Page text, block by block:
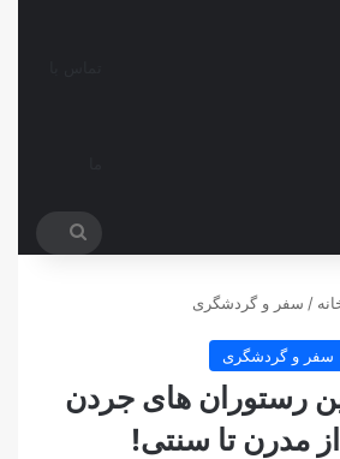
/ سفر و گردشگری
سفر و گردشگری
رستوران های جردن
مدرن تا سنتی!